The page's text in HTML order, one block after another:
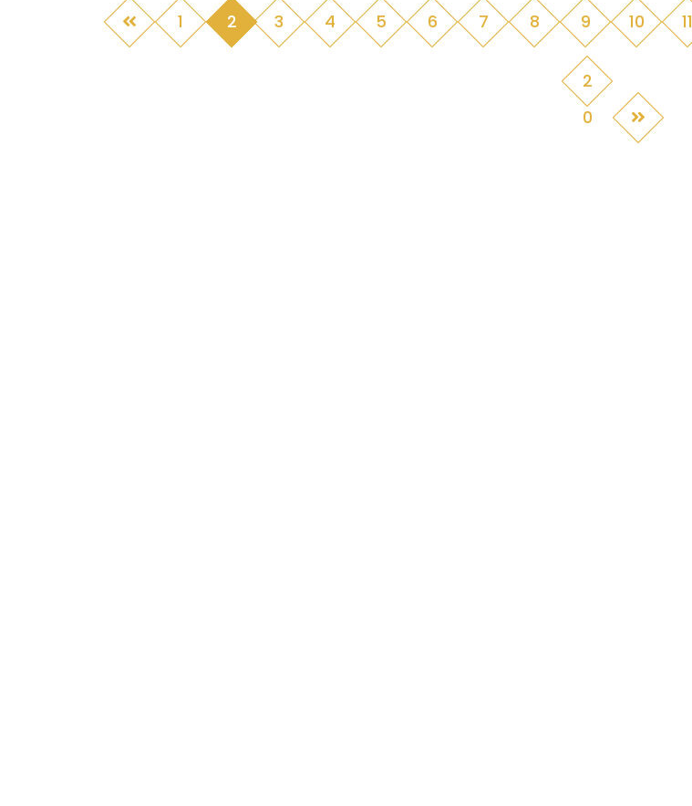
1 2 3 4 5 6 7 8 9 10 11
2
0